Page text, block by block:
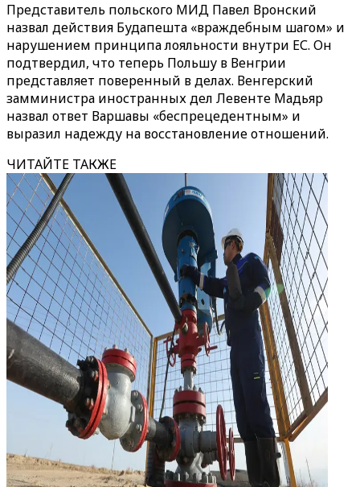
Представитель польского МИД Павел Вронский
назвал действия Будапешта «враждебным шагом» и
нарушением принципа лояльности внутри ЕС. Он
подтвердил, что теперь Польшу в Венгрии
представляет поверенный в делах. Венгерский
замминистра иностранных дел Левенте Мадьяр
назвал ответ Варшавы «беспрецедентным» и
выразил надежду на восстановление отношений.
ЧИТАЙТЕ ТАКЖЕ